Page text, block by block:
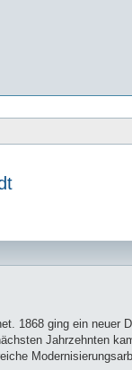
1868 ging ein neuer
Jahrzehnten